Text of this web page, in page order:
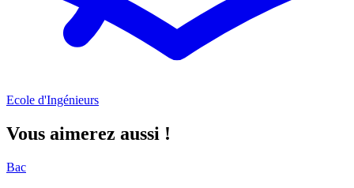
Ecole d'Ingénieurs
Vous aimerez aussi !
Bac